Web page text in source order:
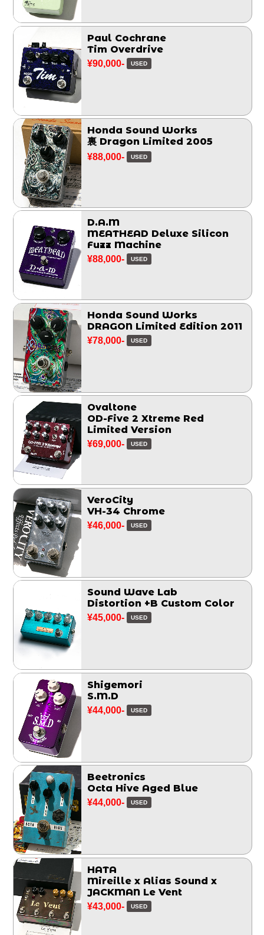
Paul Cochrane
Tim Overdrive
¥90,000- USED
Honda Sound Works
裏 Dragon Limited 2005
¥88,000- USED
D.A.M
MEATHEAD Deluxe Silicon
Fuzz Machine
¥88,000- USED
Honda Sound Works
DRAGON Limited Edition 2011
¥78,000- USED
Ovaltone
OD-Five 2 Xtreme Red
Limited Version
¥69,000- USED
VeroCity
VH-34 Chrome
¥46,000- USED
Sound Wave Lab
Distortion +B Custom Color
¥45,000- USED
Shigemori
S.M.D
¥44,000- USED
Beetronics
Octa Hive Aged Blue
¥44,000- USED
HATA
Mireille x Alias Sound x
JACKMAN Le Vent
¥43,000- USED